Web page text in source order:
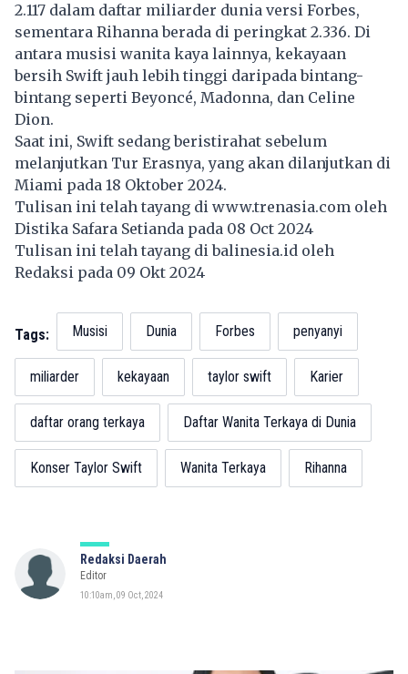
2.117 dalam daftar miliarder dunia versi Forbes,
sementara Rihanna berada di peringkat 2.336. Di
antara musisi wanita kaya lainnya, kekayaan
bersih Swift jauh lebih tinggi daripada bintang-
bintang seperti Beyoncé, Madonna, dan Celine
Dion.
Saat ini, Swift sedang beristirahat sebelum
melanjutkan Tur Erasnya, yang akan dilanjutkan di
Miami pada 18 Oktober 2024.
Tulisan ini telah tayang di www.trenasia.com oleh
Distika Safara Setianda pada 08 Oct 2024
Tulisan ini telah tayang dibalinesia.id oleh
Redaksi pada 09 Okt 2024
Tags: Musisi Dunia Forbes penyanyi
miliarder kekayaan taylor swift Karier
daftar orang terkaya Daftar Wanita Terkaya di Dunia
Konser Taylor Swift Wanita Terkaya Rihanna
Redaksi Daerah
Editor
10:10am, 09 Oct, 2024